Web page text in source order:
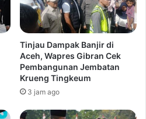
Tinjau Dampak Banjir di
Aceh, Wapres Gibran Cek
Pembangunan Jembatan
Krueng Tingkeum
3 jam ago